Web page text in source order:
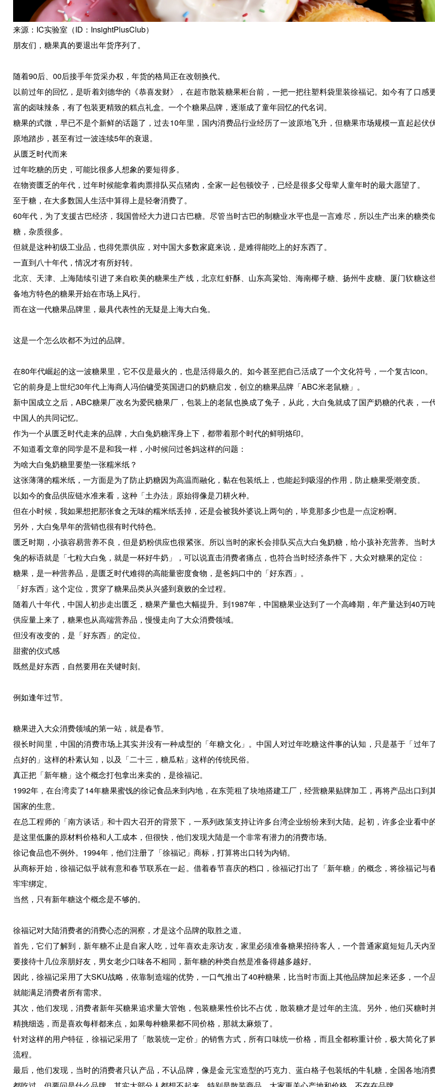
来源：IC实验室（ID：InsightPlusClub）
朋友们，糖果真的要退出年货序列了。
随着90后、00后接手年货采办权，年货的格局正在改朝换代。
以前过年的回忆，是听着刘德华的《恭喜发财》，在超市散装糖果柜台前，一把一把往塑料袋里装徐福记。如今有了口感
富的卤味辣条，有了包装更精致的糕点礼盒。一个个糖果品牌，逐渐成了童年回忆的代名词。
糖果的式微，早已不是个新鲜的话题了，过去10年里，国内消费品行业经历了一波原地飞升，但糖果市场规模一直起起伏
原地踏步，甚至有过一波连续5年的衰退。
从匮乏时代而来
过年吃糖的历史，可能比很多人想象的要短得多。
在物资匮乏的年代，过年时候能拿着肉票排队买点猪肉，全家一起包顿饺子，已经是很多父母辈人童年时的最大愿望了。
至于糖，在大多数国人生活中算得上是轻奢消费了。
60年代，为了支援古巴经济，我国曾经大力进口古巴糖。尽管当时古巴的制糖业水平也是一言难尽，所以生产出来的糖类
糖，杂质很多。
但就是这种初级工业品，也得凭票供应，对中国大多数家庭来说，是难得能吃上的好东西了。
一直到八十年代，情况才有所好转。
北京、天津、上海陆续引进了来自欧美的糖果生产线，北京红虾酥、山东高粱饴、海南椰子糖、扬州牛皮糖、厦门软糖这
备地方特色的糖果开始在市场上风行。
而在这一代糖果品牌里，最具代表性的无疑是上海大白兔。
这是一个怎么吹都不为过的品牌。
在80年代崛起的这一波糖果里，它不仅是最火的，也是活得最久的。如今甚至把自己活成了一个文化符号，一个复古icon。
它的前身是上世纪30年代上海商人冯伯镛受英国进口的奶糖启发，创立的糖果品牌「ABC米老鼠糖」。
新中国成立之后，ABC糖果厂改名为爱民糖果厂，包装上的老鼠也换成了兔子，从此，大白兔就成了国产奶糖的代表，一
中国人的共同记忆。
作为一个从匮乏时代走来的品牌，大白兔奶糖浑身上下，都带着那个时代的鲜明烙印。
不知道看文章的同学是不是和我一样，小时候问过爸妈这样的问题：
为啥大白兔奶糖里要垫一张糯米纸？
这张薄薄的糯米纸，一方面是为了防止奶糖因为高温而融化，黏在包装纸上，也能起到吸湿的作用，防止糖果受潮变质。
以如今的食品供应链水准来看，这种「土办法」原始得像是刀耕火种。
但在小时候，我如果想把那张食之无味的糯米纸丢掉，还是会被我外婆说上两句的，毕竟那多少也是一点淀粉啊。
另外，大白兔早年的营销也很有时代特色。
匮乏时期，小孩容易营养不良，但是奶粉供应也很紧张。所以当时的家长会排队买点大白兔奶糖，给小孩补充营养。当时
兔的标语就是「七粒大白兔，就是一杯好牛奶」，可以说直击消费者痛点，也符合当时经济条件下，大众对糖果的定位：
糖果，是一种营养品，是匮乏时代难得的高能量密度食物，是爸妈口中的「好东西」。
「好东西」这个定位，贯穿了糖果品类从兴盛到衰败的全过程。
随着八十年代，中国人初步走出匮乏，糖果产量也大幅提升。到1987年，中国糖果业达到了一个高峰期，年产量达到40万吨
供应量上来了，糖果也从高端营养品，慢慢走向了大众消费领域。
但没有改变的，是「好东西」的定位。
甜蜜的仪式感
既然是好东西，自然要用在关键时刻。
例如逢年过节。
糖果进入大众消费领域的第一站，就是春节。
很长时间里，中国的消费市场上其实并没有一种成型的「年糖文化」。中国人对过年吃糖这件事的认知，只是基于「过年
点好的」这样的朴素认知，以及「二十三，糖瓜粘」这样的传统民俗。
真正把「新年糖」这个概念打包拿出来卖的，是徐福记。
1992年，在台湾卖了14年糖果蜜饯的徐记食品来到内地，在东莞租了块地搭建工厂，经营糖果贴牌加工，再将产品出口到
国家的生意。
在总工程师的「南方谈话」和十四大召开的背景下，一系列政策支持让许多台湾企业纷纷来到大陆。起初，许多企业看中
是这里低廉的原材料价格和人工成本，但很快，他们发现大陆是一个非常有潜力的消费市场。
徐记食品也不例外。1994年，他们注册了「徐福记」商标，打算将出口转为内销。
从商标开始，徐福记似乎就有意和春节联系在一起。借着春节喜庆的档口，徐福记打出了「新年糖」的概念，将徐福记与
牢牢绑定。
当然，只有新年糖这个概念是不够的。
徐福记对大陆消费者的消费心态的洞察，才是这个品牌的取胜之道。
首先，它们了解到，新年糖不止是自家人吃，过年喜欢走亲访友，家里必须准备糖果招待客人，一个普通家庭短短几天内
要接待十几位亲朋好友，男女老少口味各不相同，新年糖的种类自然是准备得越多越好。
因此，徐福记采用了大SKU战略，依靠制造端的优势，一口气推出了40种糖果，比当时市面上其他品牌加起来还多，一个
就能满足消费者所有需求。
其次，他们发现，消费者新年买糖果追求量大管饱，包装糖果性价比不占优，散装糖才是过年的主流。另外，他们买糖时
精挑细选，而是喜欢每样都来点，如果每种糖果都不同价格，那就太麻烦了。
针对这样的用户特征，徐福记采用了「散装统一定价」的销售方式，所有口味统一价格，而且全都称重计价，极大简化了
流程。
最后，他们发现，当时的消费者只认产品，不认品牌，像是金元宝造型的巧克力、蓝白格子包装纸的牛轧糖，全国各地消